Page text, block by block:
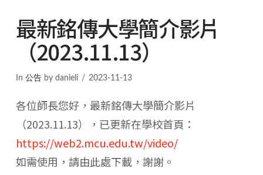
最新銘傳大學簡介影片
（2023.11.13）
In 公告by danieli 2023-11-13
各位師長您好，最新銘傳大學簡介影片
（2023.11.13），已更新在學校首頁：
https://web2.mcu.edu.tw/video/
如需使用，請由此處下載，謝謝。